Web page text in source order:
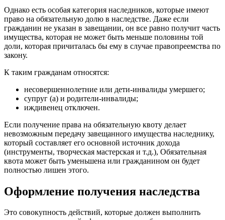
Однако есть особая категория наследников, которые имеют
право на обязательную долю в наследстве. Даже если
гражданин не указан в завещании, он все равно получит часть
имущества, которая не может быть меньше половины той
доли, которая причиталась бы ему в случае правопреемства по
закону.
К таким гражданам относятся:
несовершеннолетние или дети-инвалиды умершего;
супруг (а) и родители-инвалиды;
иждивенец отключен.
Если получение права на обязательную квоту делает
невозможным передачу завещанного имущества наследнику,
который составляет его основной источник дохода
(инструменты, творческая мастерская и т.д.), Обязательная
квота может быть уменьшена или гражданином он будет
полностью лишен этого.
Оформление получения наследства
Это совокупность действий, которые должен выполнить